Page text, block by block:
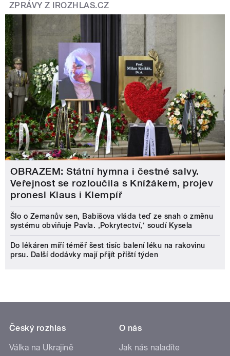
ZPRÁVY Z IROZHLAS.CZ
OBRAZEM: Státní hymna i čestné salvy.
Veřejnost se rozloučila s Knížákem, projev
pronesl Klaus i Klempíř
Šlo o Zemanův sen, Babišova vláda teď ze snah o změnu
systému obviňuje Pavla. ‚Pokrytectví,‘ soudí Kysela
Do lékáren míří téměř šest tisíc balení léku na rakovinu
prsu. Další dodávky mají přijít příští týden
Český rozhlas
Válka na Ukrajině
O nás
Jak nás naladíte